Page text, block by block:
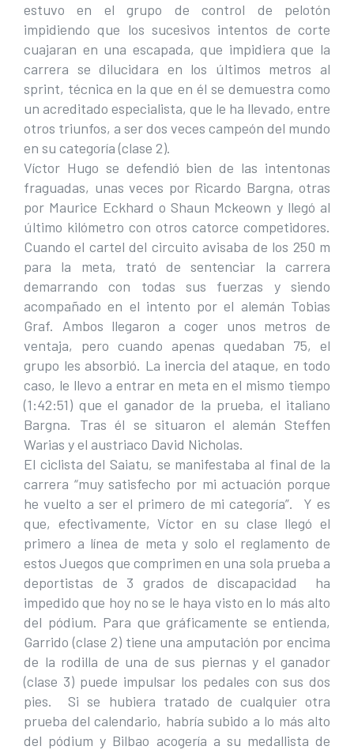
estuvo en el grupo de control de pelotón
impidiendo que los sucesivos intentos de corte
cuajaran en una escapada, que impidiera que la
carrera se dilucidara en los últimos metros al
sprint, técnica en la que en él se demuestra como
un acreditado especialista, que le ha llevado, entre
otros triunfos, a ser dos veces campeón del mundo
en su categoría (clase 2).
Víctor Hugo se defendió bien de las intentonas
fraguadas, unas veces por Ricardo Bargna, otras
por Maurice Eckhard o Shaun Mckeown y llegó al
último kilómetro con otros catorce competidores.
Cuando el cartel del circuito avisaba de los 250 m
para la meta, trató de sentenciar la carrera
demarrando con todas sus fuerzas y siendo
acompañado en el intento por el alemán Tobias
Graf. Ambos llegaron a coger unos metros de
ventaja, pero cuando apenas quedaban 75, el
grupo les absorbió. La inercia del ataque, en todo
caso, le llevo a entrar en meta en el mismo tiempo
(1:42:51) que el ganador de la prueba, el italiano
Bargna. Tras él se situaron el alemán Steffen
Warias y el austriaco David Nicholas.
El ciclista del Saiatu, se manifestaba al final de la
carrera “muy satisfecho por mi actuación porque
he vuelto a ser el primero de mi categoría”. Y es
que, efectivamente, Víctor en su clase llegó el
primero a línea de meta y solo el reglamento de
estos Juegos que comprimen en una sola prueba a
deportistas de 3 grados de discapacidad ha
impedido que hoy no se le haya visto en lo más alto
del pódium. Para que gráficamente se entienda,
Garrido (clase 2) tiene una amputación por encima
de la rodilla de una de sus piernas y el ganador
(clase 3) puede impulsar los pedales con sus dos
pies. Si se hubiera tratado de cualquier otra
prueba del calendario, habría subido a lo más alto
del pódium y Bilbao acogería a su medallista de